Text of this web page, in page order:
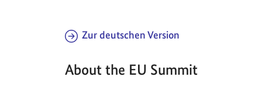
Zur deutschen Version
About the EU Summit